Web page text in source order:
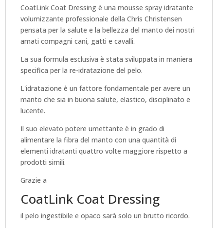
CoatLink Coat Dressing è una mousse spray idratante
volumizzante professionale della Chris Christensen
pensata per la salute e la bellezza del manto dei nostri
amati compagni cani, gatti e cavalli.
La sua formula esclusiva è stata sviluppata in maniera
specifica per la re-idratazione del pelo.
L'idratazione è un fattore fondamentale per avere un
manto che sia in buona salute, elastico, disciplinato e
lucente.
Il suo elevato potere umettante è in grado di
alimentare la fibra del manto con una quantità di
elementi idratanti quattro volte maggiore rispetto a
prodotti simili.
Grazie a
CoatLink Coat Dressing
il pelo ingestibile e opaco sarà solo un brutto ricordo.